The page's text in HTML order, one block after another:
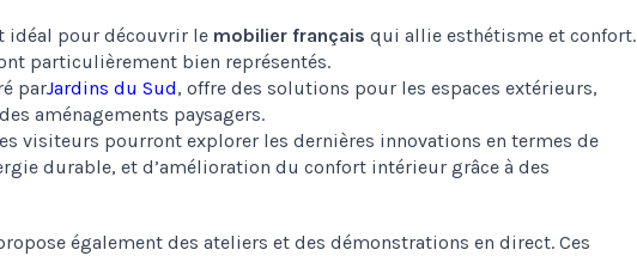
idéal pour découvrir le mobilier français qui allie esthétisme et confort.
particulièrement bien représentés.
parJardins du Sud, offre des solutions pour les espaces extérieurs,
aménagements paysagers.
visiteurs pourront explorer les dernières innovations en termes de
durable, et d’amélioration du confort intérieur grâce à des
également des ateliers et des démonstrations en direct. Ces